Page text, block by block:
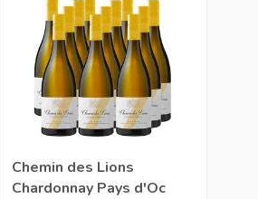
Chemin des Lions
Chardonnay Pays d'Oc